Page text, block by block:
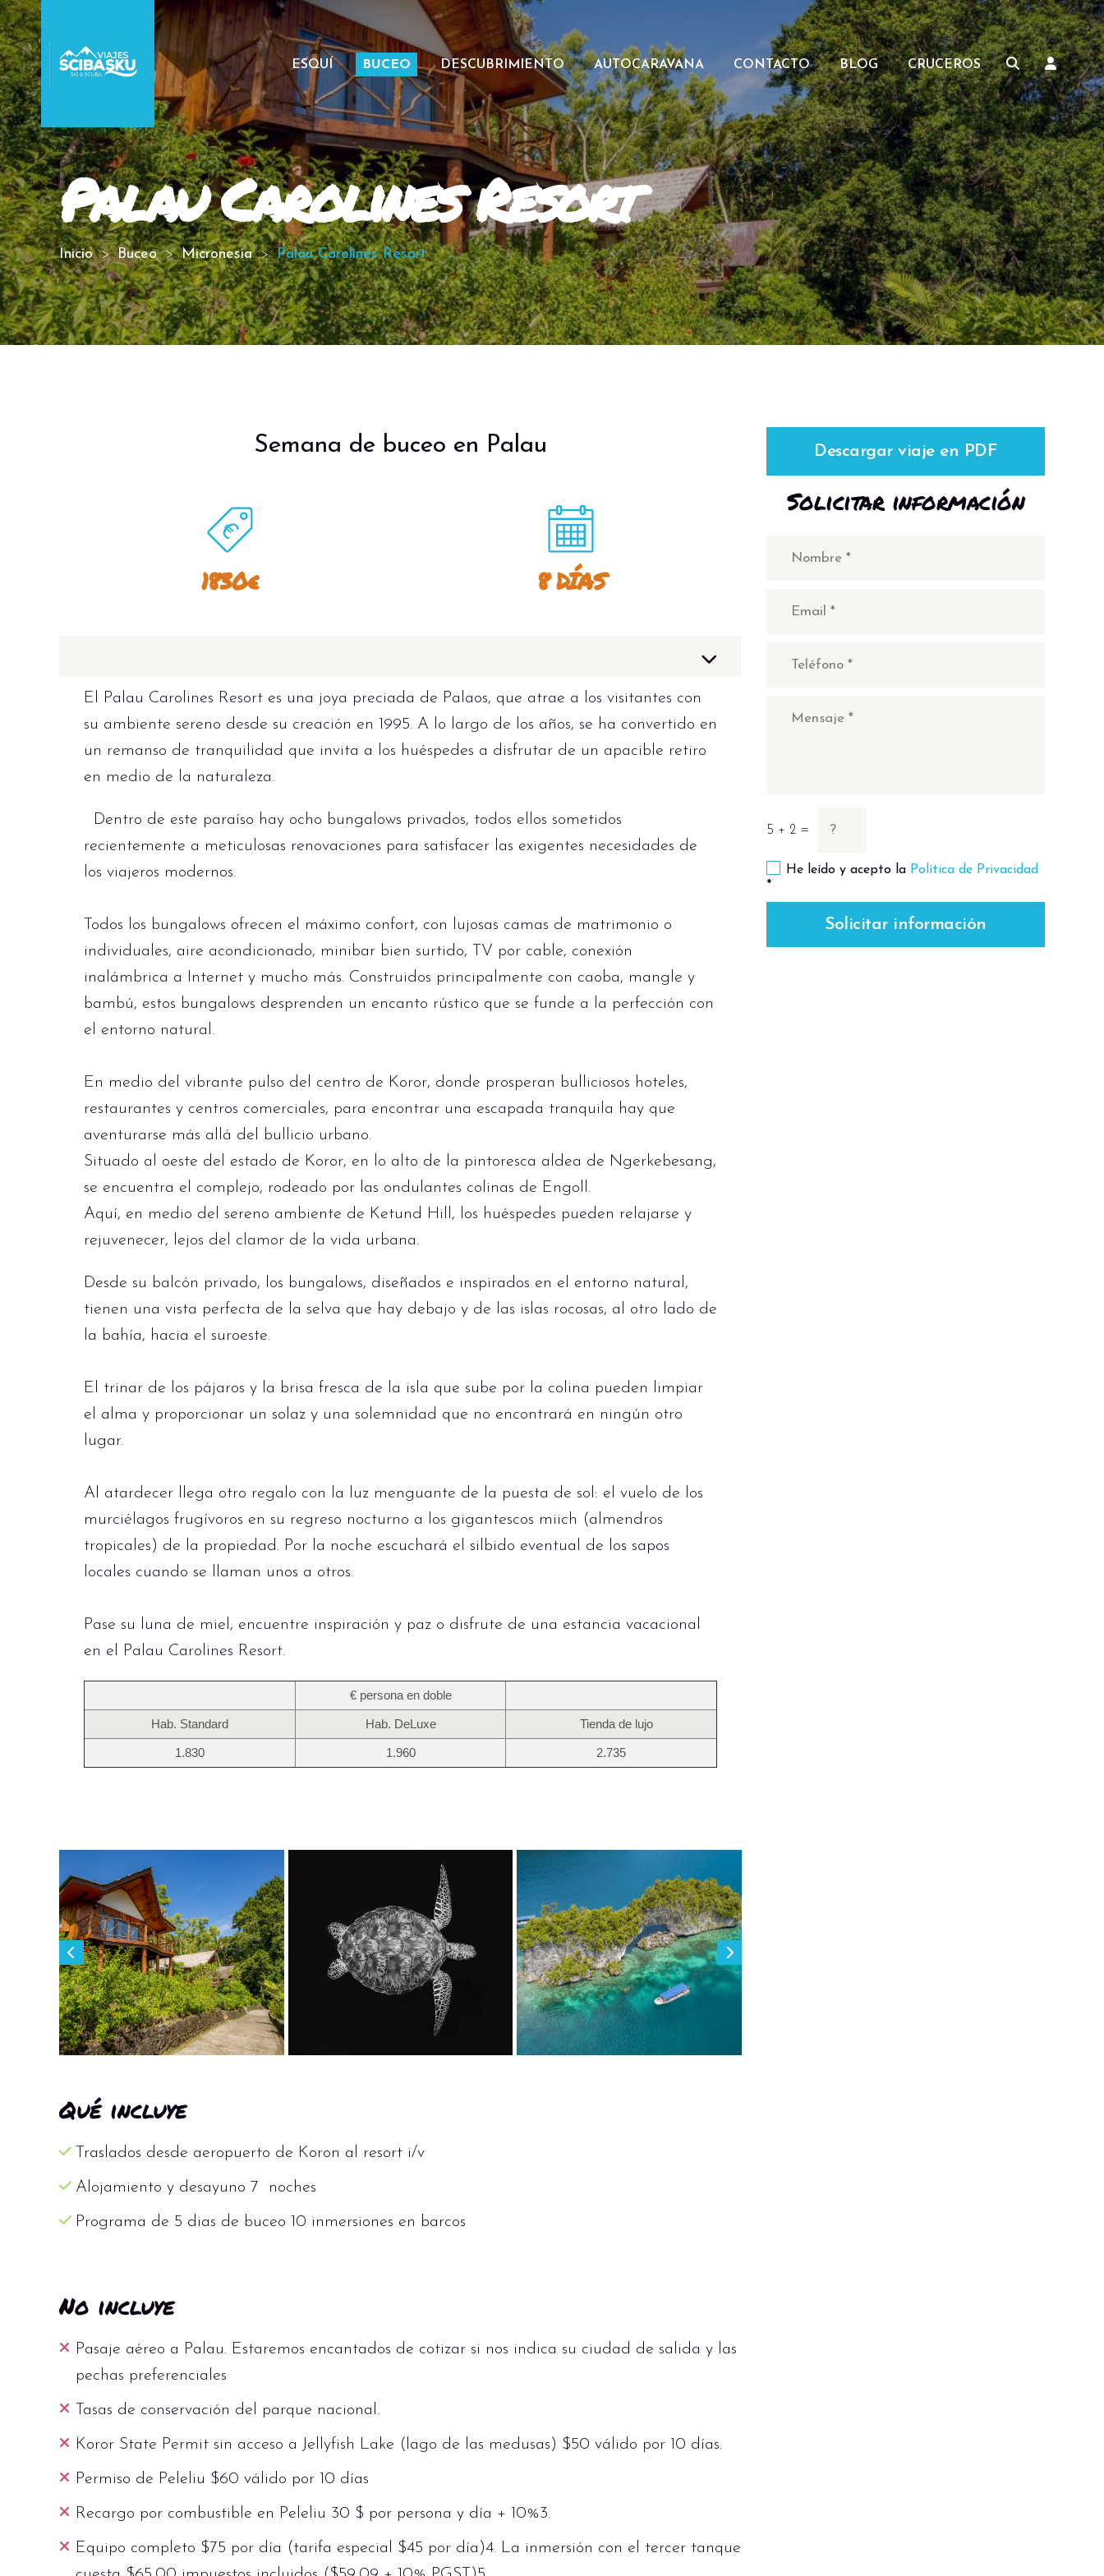
ESQUÍ BUCEO DESCUBRIMIENTO AUTOCARAVANA CONTACTO BLOG CRUCEROS
Palau Carolines Resort
Inicio Buceo Micronesia Palau Carolines Resort
Semana de buceo en Palau
1830€ 8 DÍAS
El Palau Carolines Resort es una joya preciada de Palaos, que atrae a los visitantes con
su ambiente sereno desde su creación en 1995. A lo largo de los años, se ha convertido en
un remanso de tranquilidad que invita a los huéspedes a disfrutar de un apacible retiro
en medio de la naturaleza.
Dentro de este paraíso hay ocho bungalows privados, todos ellos sometidos
recientemente a meticulosas renovaciones para satisfacer las exigentes necesidades de
los viajeros modernos.
Todos los bungalows ofrecen el máximo confort, con lujosas camas de matrimonio o
individuales, aire acondicionado, minibar bien surtido, TV por cable, conexión
inalámbrica a Internet y mucho más. Construidos principalmente con caoba, mangle y
bambú, estos bungalows desprenden un encanto rústico que se funde a la perfección con
el entorno natural.
En medio del vibrante pulso del centro de Koror, donde prosperan bulliciosos hoteles,
restaurantes y centros comerciales, para encontrar una escapada tranquila hay que
aventurarse más allá del bullicio urbano.
Situado al oeste del estado de Koror, en lo alto de la pintoresca aldea de Ngerkebesang,
se encuentra el complejo, rodeado por las ondulantes colinas de Engoll.
Aquí, en medio del sereno ambiente de Ketund Hill, los huéspedes pueden relajarse y
rejuvenecer, lejos del clamor de la vida urbana.
Desde su balcón privado, los bungalows, diseñados e inspirados en el entorno natural,
tienen una vista perfecta de la selva que hay debajo y de las islas rocosas, al otro lado de
la bahía, hacia el suroeste.
El trinar de los pájaros y la brisa fresca de la isla que sube por la colina pueden limpiar
el alma y proporcionar un solaz y una solemnidad que no encontrará en ningún otro
lugar.
Al atardecer llega otro regalo con la luz menguante de la puesta de sol: el vuelo de los
murciélagos frugívoros en su regreso nocturno a los gigantescos miich (almendros
tropicales) de la propiedad. Por la noche escuchará el silbido eventual de los sapos
locales cuando se llaman unos a otros.
Pase su luna de miel, encuentre inspiración y paz o disfrute de una estancia vacacional
en el Palau Carolines Resort.
€ persona en doble
Hab. Standard Hab. DeLuxe Tienda de lujo
1.830 1.960 2.735
Qué incluye
Traslados desde aeropuerto de Koron al resort i/v
Alojamiento y desayuno 7 noches
Programa de 5 dias de buceo 10 inmersiones en barcos
No incluye
Pasaje aéreo a Palau. Estaremos encantados de cotizar si nos indica su ciudad de salida y las
pechas preferenciales
Tasas de conservación del parque nacional.
Koror State Permit sin acceso a Jellyfish Lake (lago de las medusas) $50 válido por 10 días.
Permiso de Peleliu $60 válido por 10 días
Recargo por combustible en Peleliu 30 $ por persona y día + 10%3.
Equipo completo $75 por día (tarifa especial $45 por día)4. La inmersión con el tercer tanque
Descargar viaje en PDF
Solicitar información
5 + 2 =
He leído y acepto la Política de Privacidad
*
Solicitar información